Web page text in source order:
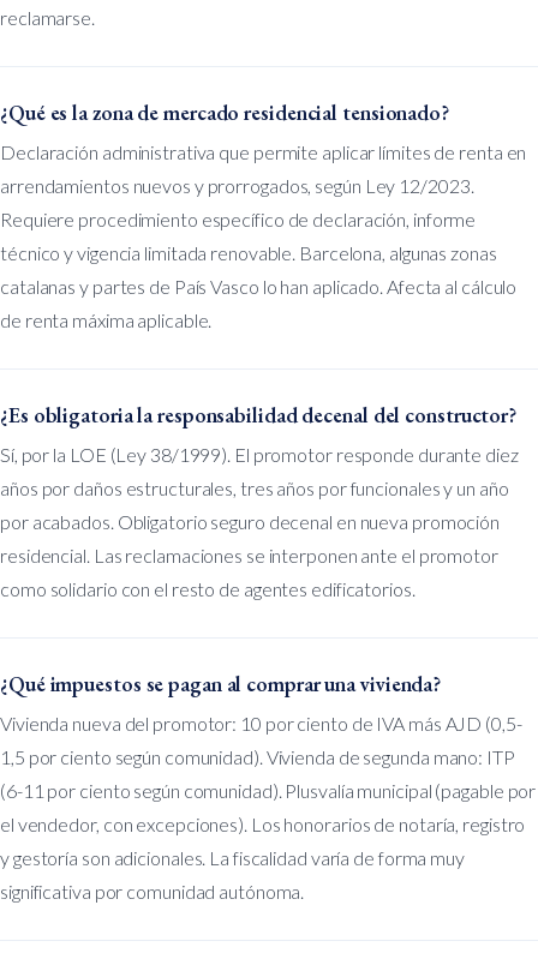
reclamarse.
¿Qué es la zona de mercado residencial tensionado?
Declaración administrativa que permite aplicar límites de renta en
arrendamientos nuevos y prorrogados, según Ley 12/2023.
Requiere procedimiento específico de declaración, informe
técnico y vigencia limitada renovable. Barcelona, algunas zonas
catalanas y partes de País Vasco lo han aplicado. Afecta al cálculo
de renta máxima aplicable.
¿Es obligatoria la responsabilidad decenal del constructor?
Sí, por la LOE (Ley 38/1999). El promotor responde durante diez
años por daños estructurales, tres años por funcionales y un año
por acabados. Obligatorio seguro decenal en nueva promoción
residencial. Las reclamaciones se interponen ante el promotor
como solidario con el resto de agentes edificatorios.
¿Qué impuestos se pagan al comprar una vivienda?
Vivienda nueva del promotor: 10 por ciento de IVA más AJD (0,5-
1,5 por ciento según comunidad). Vivienda de segunda mano: ITP
(6-11 por ciento según comunidad). Plusvalía municipal (pagable por
el vendedor, con excepciones). Los honorarios de notaría, registro
y gestoría son adicionales. La fiscalidad varía de forma muy
significativa por comunidad autónoma.